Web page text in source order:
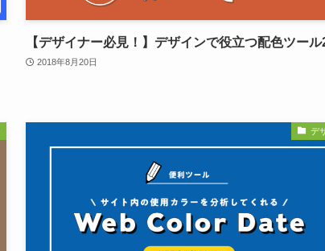
【デザイナー必見！】デザインで役立つ配色ツール
2018年8月20日
デ